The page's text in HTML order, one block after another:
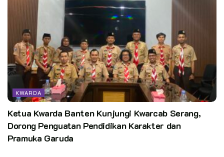
KWARDA
Ketua Kwarda Banten Kunjungi Kwarcab Serang,
Dorong Penguatan Pendidikan Karakter dan
Pramuka Garuda